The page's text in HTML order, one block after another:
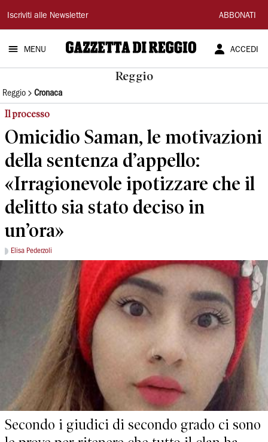
Gazzetta
di
Reggio
Iscriviti alle Newsletter ABBONATI
MENU ACCEDI
Reggio
Reggio Cronaca
Il processo
Omicidio Saman, le motivazioni
della sentenza d’appello:
«Irragionevole ipotizzare che il
delitto sia stato deciso in
un’ora»
Elisa Pederzoli
Secondo i giudici di secondo grado ci sono